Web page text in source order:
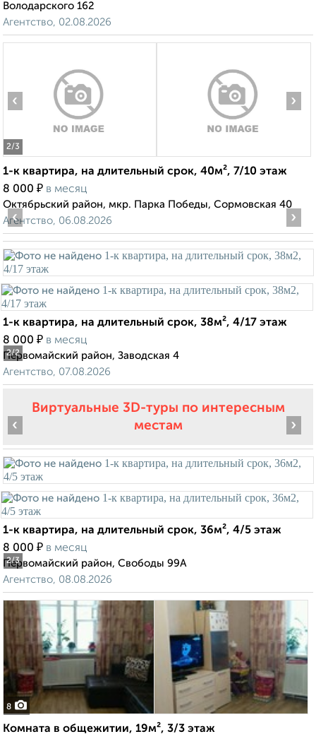
Володарского 162
Агентство, 02.08.2026
2/3
‹ ›
1-к квартира, на длительный срок, 40м², 7/10 этаж
8 000 ₽ в месяц
Октябрьский район, мкр. Парка Победы, Сормовская 40
Агентство, 06.08.2026
2/2
‹ ›
1-к квартира, на длительный срок, 38м², 4/17 этаж
8 000 ₽ в месяц
Первомайский район, Заводская 4
Агентство, 07.08.2026
Виртуальные 3D-туры по интересным
местам
2/3
‹ ›
1-к квартира, на длительный срок, 36м², 4/5 этаж
8 000 ₽ в месяц
Первомайский район, Свободы 99А
Агентство, 08.08.2026
8
Комната в общежитии, 19м², 3/3 этаж